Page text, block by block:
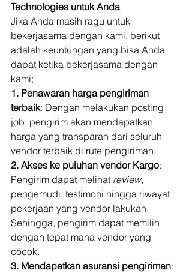
Technologies untuk Anda
Jika Anda masih ragu untuk
bekerjasama dengan kami, berikut
adalah keuntungan yang bisa Anda
dapat ketika bekerjasama dengan
kami;
1. Penawaran harga pengiriman
terbaik: Dengan melakukan posting
job, pengirim akan mendapatkan
harga yang transparan dari seluruh
vendor terbaik di rute pengiriman.
2. Akses ke puluhan vendor Kargo:
Pengirim dapat melihat review,
pengemudi, testimoni hingga riwayat
pekerjaan yang vendor lakukan.
Sehingga, pengirim dapat memilih
dengan tepat mana vendor yang
cocok.
3. Mendapatkan asuransi pengiriman: